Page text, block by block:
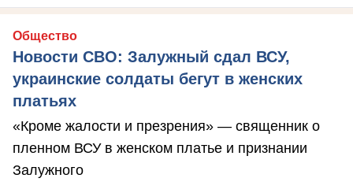
Общество
Новости СВО: Залужный сдал ВСУ,
украинские солдаты бегут в женских
платьях
«Кроме жалости и презрения» — священник о
пленном ВСУ в женском платье и признании
Залужного